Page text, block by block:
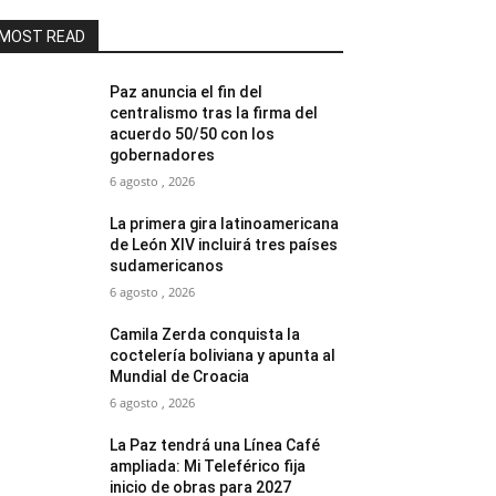
READ
Paz anuncia el fin del
centralismo tras la firma del
acuerdo 50/50 con los
gobernadores
6 agosto , 2026
La primera gira latinoamericana
de León XIV incluirá tres países
sudamericanos
6 agosto , 2026
Camila Zerda conquista la
coctelería boliviana y apunta al
Mundial de Croacia
6 agosto , 2026
La Paz tendrá una Línea Café
ampliada: Mi Teleférico fija
inicio de obras para 2027